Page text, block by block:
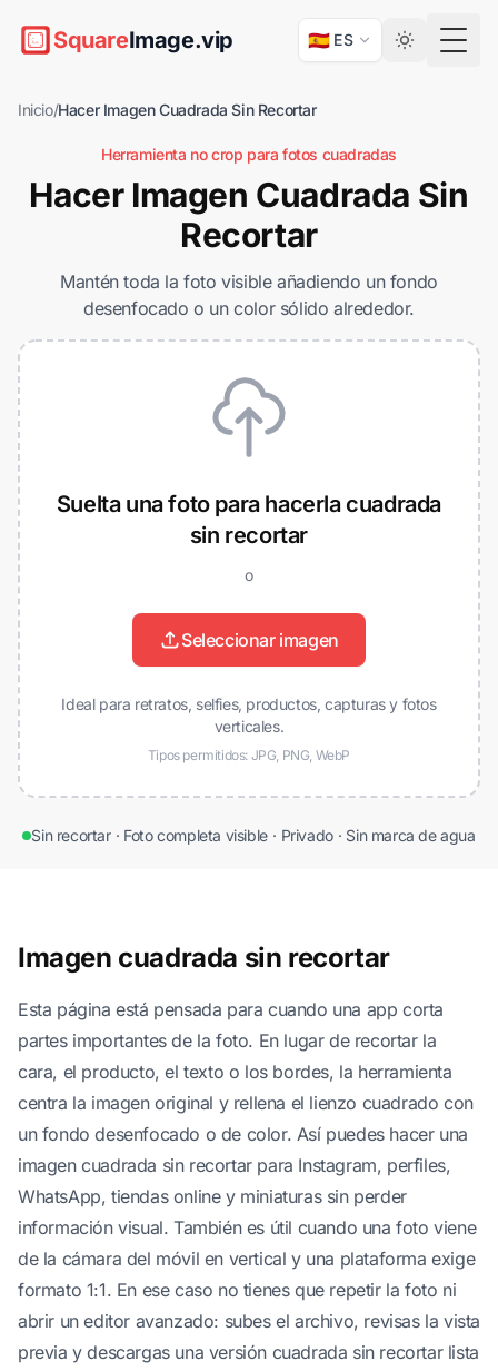
SquareImage.vip 🇪🇸 ES
Inicio/Hacer Imagen Cuadrada Sin Recortar
Herramienta no crop para fotos cuadradas
Hacer Imagen Cuadrada Sin
Recortar
Mantén toda la foto visible añadiendo un fondo
desenfocado o un color sólido alrededor.
Suelta una foto para hacerla cuadrada
sin recortar
o
Seleccionar imagen
Ideal para retratos, selfies, productos, capturas y fotos
verticales.
Tipos permitidos: JPG, PNG, WebP
Sin recortar · Foto completa visible · Privado · Sin marca de agua
Imagen cuadrada sin recortar
Esta página está pensada para cuando una app corta
partes importantes de la foto. En lugar de recortar la
cara, el producto, el texto o los bordes, la herramienta
centra la imagen original y rellena el lienzo cuadrado con
un fondo desenfocado o de color. Así puedes hacer una
imagen cuadrada sin recortar para Instagram, perfiles,
WhatsApp, tiendas online y miniaturas sin perder
información visual. También es útil cuando una foto viene
de la cámara del móvil en vertical y una plataforma exige
formato 1:1. En ese caso no tienes que repetir la foto ni
abrir un editor avanzado: subes el archivo, revisas la vista
previa y descargas una versión cuadrada sin recortar lista